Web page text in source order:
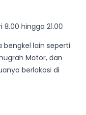
hingga 21.00
bengkel lain seperti
Motor, dan
berlokasi di